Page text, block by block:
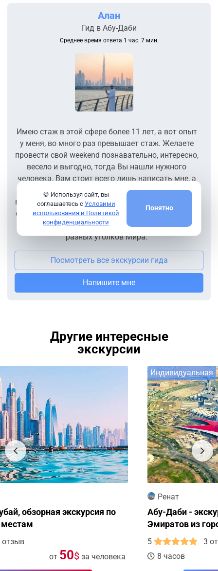
Алан
Гид в Абу-Даби
Среднее время ответа 1 час. 7 мин.
Имею стаж в этой сфере более 11 лет, а вот опыт
у меня, во много раз превышает стаж. Желаете
провести свой weekend познавательно, интересно,
весело и выгодно, тогда Вы нашли нужного
человека. Вам стоит всего лишь написать мне, а
остальное за Вас сделаю Я. После проведения
всех интереснейших экскурсии, Вы вспомните про
свой отдых как один из самых лучших! Это могут
доказать огромное количество моих гостей из
разных уголков Мира.
Посмотреть все экскурсии гида
Напишите мне
Другие интересные
экскурсии
Абу-Даби - экскурсия в столицу Арабских
Эмиратов из города Дубай
5
65 $ за человека
🍪 Используя сайт, вы
соглашаетесь с Условими
использования и Политикой
конфиденциальности
Понятно